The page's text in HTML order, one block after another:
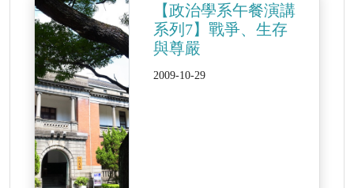
【政治學系午餐演講
系列7】戰爭、生存
與尊嚴
2009-10-29